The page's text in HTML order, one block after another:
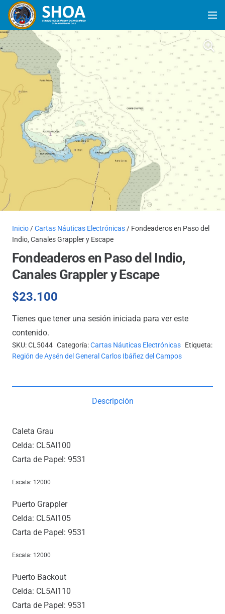
Inicio /Cartas Náuticas Electrónicas / Fondeaderos en Paso del
Indio, Canales Grappler y Escape
Fondeaderos en Paso del Indio,
Canales Grappler y Escape
$23.100
Tienes que tener una sesión iniciada para ver este
contenido.
SKU:CL5044 Categoría:Cartas Náuticas Electrónicas Etiqueta:
Región de Aysén del General Carlos Ibáñez del Campos
Descripción
Caleta Grau
Celda: CL5AI100
Carta de Papel: 9531
Escala: 12000
Puerto Grappler
Celda: CL5AI105
Carta de Papel: 9531
Escala: 12000
Puerto Backout
Celda: CL5AI110
Carta de Papel: 9531